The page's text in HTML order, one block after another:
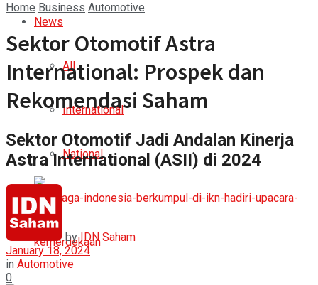
News
All
International
National
Home Business Automotive
Sektor Otomotif Astra
International: Prospek dan
Rekomendasi Saham
Sektor Otomotif Jadi Andalan Kinerja
Astra International (ASII) di 2024
by IDN Saham
January 18, 2024
in Automotive
0